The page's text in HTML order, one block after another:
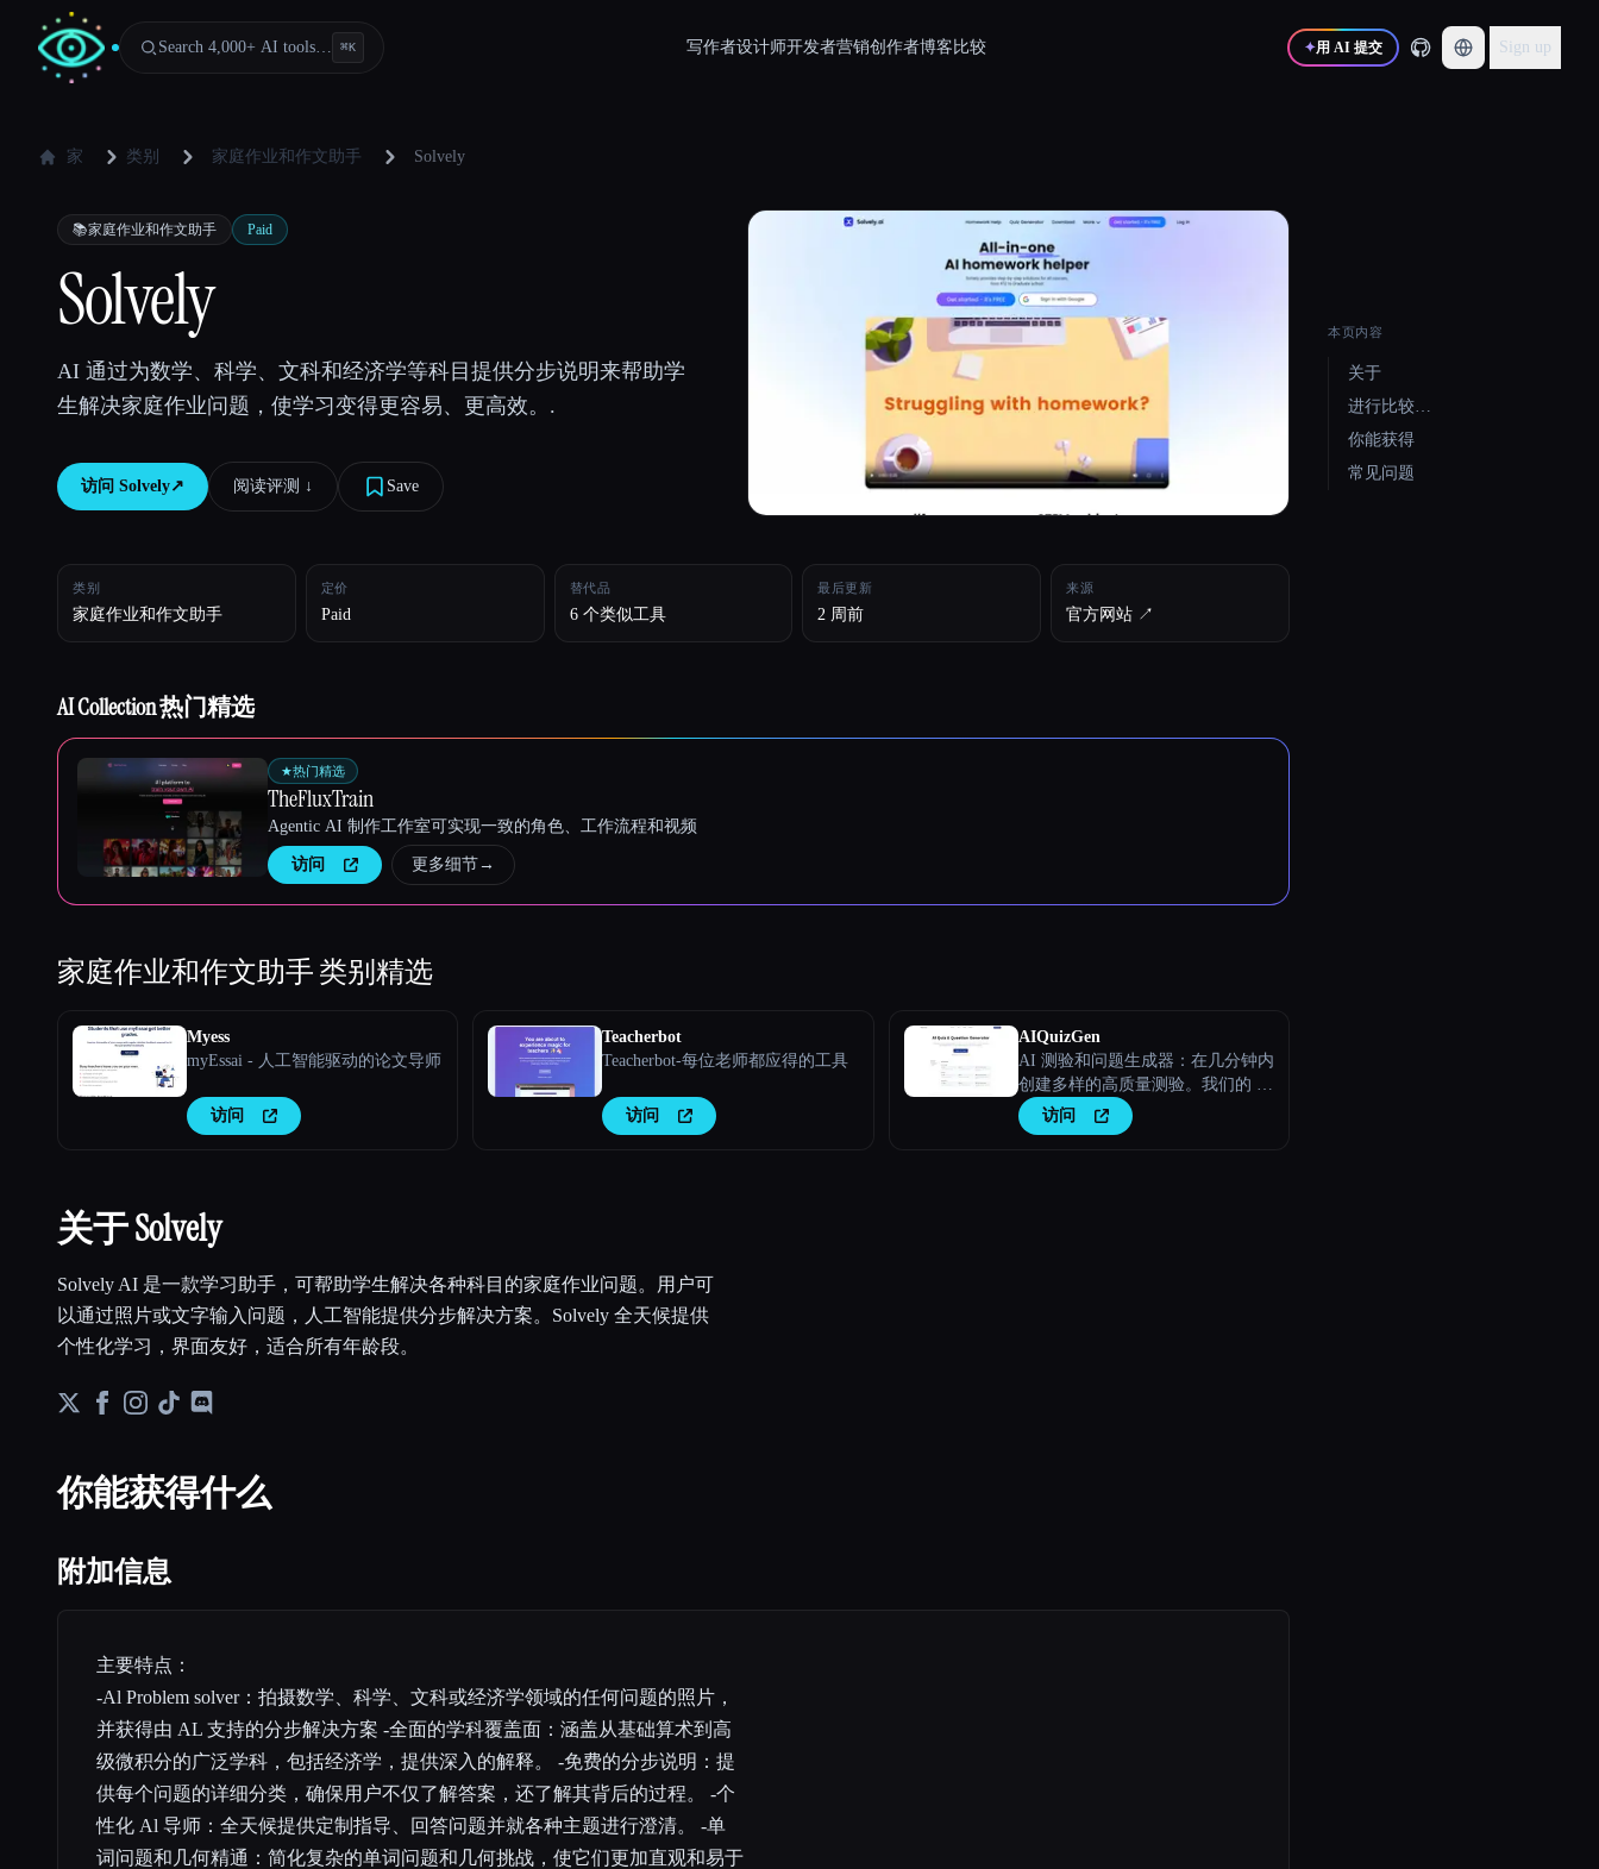
Search 4,000+ AI tools… ⌘K 写作者设计师开发者营销创作者博客 比较 ✦用 AI 提交 Sign up
家 类别 家庭作业和作文助手 Solvely
📚家庭作业和作文助手 Paid
Solvely
AI 通过为数学、科学、文科和经济学等科目提供分步说明来帮助学
生解决家庭作业问题，使学习变得更容易、更高效。.
访问 Solvely↗︎ 阅读评测 ↓︎ Save
类别
家庭作业和作文助手
定价
Paid
替代品
6 个类似工具
最后更新
2 周前
来源
官方网站 ↗︎
AI Collection 热门精选
★热门精选
TheFluxTrain
Agentic AI 制作工作室可实现一致的角色、工作流程和视频
访问 更多细节→
家庭作业和作文助手类别精选
Myess
myEssai - 人工智能驱动的论文导师
访问
Teacherbot
Teacherbot-每位老师都应得的工具
访问
AIQuizGen
AI 测验和问题生成器：在几分钟内
创建多样的高质量测验。我们的 AI
测验生成器可确保一致、个性化和
无错误的评估，从而提升您的结
访问
关于 Solvely
Solvely AI 是一款学习助手，可帮助学生解决各种科目的家庭作业问题。用户可
以通过照片或文字输入问题，人工智能提供分步解决方案。Solvely 全天候提供
个性化学习，界面友好，适合所有年龄段。
你能获得什么
附加信息
主要特点：
-Al Problem solver：拍摄数学、科学、文科或经济学领域的任何问题的照片，
并获得由 AL 支持的分步解决方案 -全面的学科覆盖面：涵盖从基础算术到高
级微积分的广泛学科，包括经济学，提供深入的解释。 -免费的分步说明：提
供每个问题的详细分类，确保用户不仅了解答案，还了解其背后的过程。 -个
性化 Al 导师：全天候提供定制指导、回答问题并就各种主题进行澄清。 -单
词问题和几何精通：简化复杂的单词问题和几何挑战，使它们更加直观和易于
本页内容
关于
进行比较…
你能获得
常见问题